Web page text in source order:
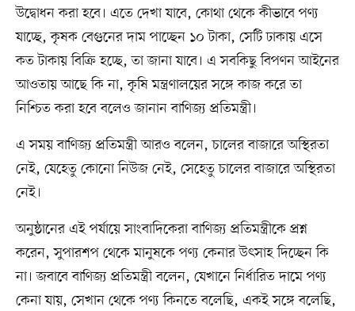
উদ্বোধন করা হবে। এতে দেখা যাবে, কোথা থেকে কীভাবে পণ্য
যাচ্ছে, কৃষক বেগুনের দাম পাচ্ছেন ১০ টাকা, সেটি ঢাকায় এসে
কত টাকায় বিক্রি হচ্ছে, তা জানা যাবে। এ সবকিছু বিপণন আইনের
আওতায় আছে কি না, কৃষি মন্ত্রণালয়ের সঙ্গে কাজ করে তা
নিশ্চিত করা হবে বলেও জানান বাণিজ্য প্রতিমন্ত্রী।
এ সময় বাণিজ্য প্রতিমন্ত্রী আরও বলেন, চালের বাজারে অস্থিরতা
নেই, যেহেতু কোনো নিউজ নেই, সেহেতু চালের বাজারে অস্থিরতা
নেই।
অনুষ্ঠানের এই পর্যায়ে সাংবাদিকেরা বাণিজ্য প্রতিমন্ত্রীকে প্রশ্ন
করেন, সুপারশপ থেকে মানুষকে পণ্য কেনার উৎসাহ দিচ্ছেন কি
না। জবাবে বাণিজ্য প্রতিমন্ত্রী বলেন, যেখানে নির্ধারিত দামে পণ্য
কেনা যায়, সেখান থেকে পণ্য কিনতে বলেছি, একই সঙ্গে বলেছি,